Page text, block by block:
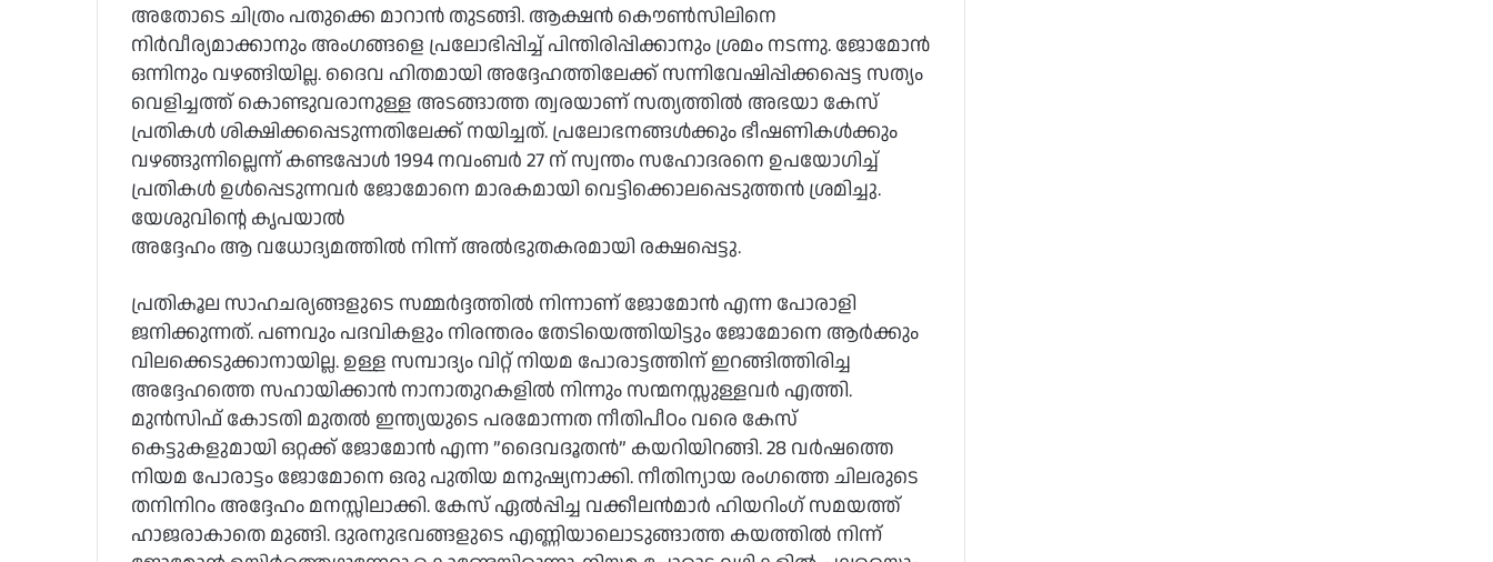
അതോടെ ചിത്രം പതുക്കെ മാറാന്‍ തുടങ്ങി. ആക്ഷന്‍ കൌണ്‍സിലിനെ
നിര്‍വീര്യമാക്കാനും അംഗങ്ങളെ പ്രലോഭിപ്പിച്ച് പിന്തിരിപ്പിക്കാനും ശ്രമം നടന്നു. ജോമോന്‍
ഒന്നിനും വഴങ്ങിയില്ല. ദൈവ ഹിതമായി അദ്ദേഹത്തിലേക്ക് സന്നിവേഷിപ്പിക്കപ്പെട്ട സത്യം
വെളിച്ചത്ത് കൊണ്ടുവരാനുള്ള അടങ്ങാത്ത ത്വരയാണ് സത്യത്തില്‍ അഭയാ കേസ്
പ്രതികള്‍ ശിക്ഷിക്കപ്പെടുന്നതിലേക്ക് നയിച്ചത്. പ്രലോഭനങ്ങള്‍ക്കും ഭീഷണികള്‍ക്കും
വഴങ്ങുന്നില്ലെന്ന് കണ്ടപ്പോള്‍ 1994 നവംബര്‍ 27 ന് സ്വന്തം സഹോദരനെ ഉപയോഗിച്ച്
പ്രതികള്‍ ഉള്‍പ്പെടുന്നവര്‍ ജോമോനെ മാരകമായി വെട്ടിക്കൊലപ്പെടുത്തന്‍ ശ്രമിച്ചു.
യേശുവിന്റെ കൃപയാല്‍
അദ്ദേഹം ആ വധോദ്യമത്തില്‍ നിന്ന് അല്‍ഭുതകരമായി രക്ഷപ്പെട്ടു.
പ്രതികൂല സാഹചര്യങ്ങളുടെ സമ്മര്‍ദ്ദത്തില്‍ നിന്നാണ് ജോമോന്‍ എന്ന പോരാളി
ജനിക്കുന്നത്. പണവും പദവികളും നിരന്തരം തേടിയെത്തിയിട്ടും ജോമോനെ ആര്‍ക്കും
വിലക്കെടുക്കാനായില്ല. ഉള്ള സമ്പാദ്യം വിറ്റ് നിയമ പോരാട്ടത്തിന് ഇറങ്ങിത്തിരിച്ച
അദ്ദേഹത്തെ സഹായിക്കാന്‍ നാനാതുറകളില്‍ നിന്നും സന്മനസ്സുള്ളവര്‍ എത്തി.
മുന്‍സിഫ് കോടതി മുതല്‍ ഇന്ത്യയുടെ പരമോന്നത നീതിപീഠം വരെ കേസ്
കെട്ടുകളുമായി ഒറ്റക്ക് ജോമോന്‍ എന്ന ”ദൈവദൂതന്‍” കയറിയിറങ്ങി. 28 വര്‍ഷത്തെ
നിയമ പോരാട്ടം ജോമോനെ ഒരു പുതിയ മനുഷ്യനാക്കി. നീതിന്യായ രംഗത്തെ ചിലരുടെ
തനിനിറം അദ്ദേഹം മനസ്സിലാക്കി. കേസ് ഏല്‍പ്പിച്ച വക്കീലന്‍മാര്‍ ഹിയറിംഗ് സമയത്ത്
ഹാജരാകാതെ മുങ്ങി. ദുരനുഭവങ്ങളുടെ എണ്ണിയാലൊടുങ്ങാത്ത കയത്തില്‍ നിന്ന്